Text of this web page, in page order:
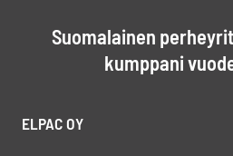
Suomalainen
kumppani
ELPAC OY